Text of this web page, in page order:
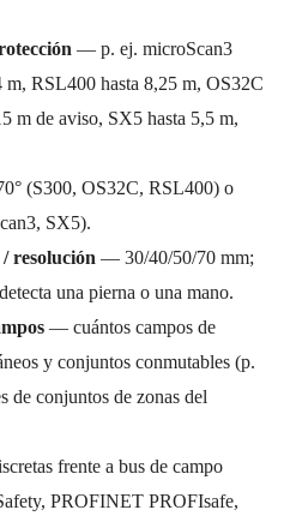
— p. ej. microScan3
m, RSL400 hasta 8,25 m, OS32C
m de aviso, SX5 hasta 5,5 m,
(S300, OS32C, RSL400) o
SX5).
resolución — 30/40/50/70 mm;
una pierna o una mano.
— cuántos campos de
y conjuntos conmutables (p.
de conjuntos de zonas del
frente a bus de campo
PROFINET PROFIsafe,